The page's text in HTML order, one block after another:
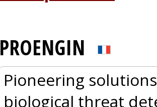
PROENGIN
Pioneering
biological threat